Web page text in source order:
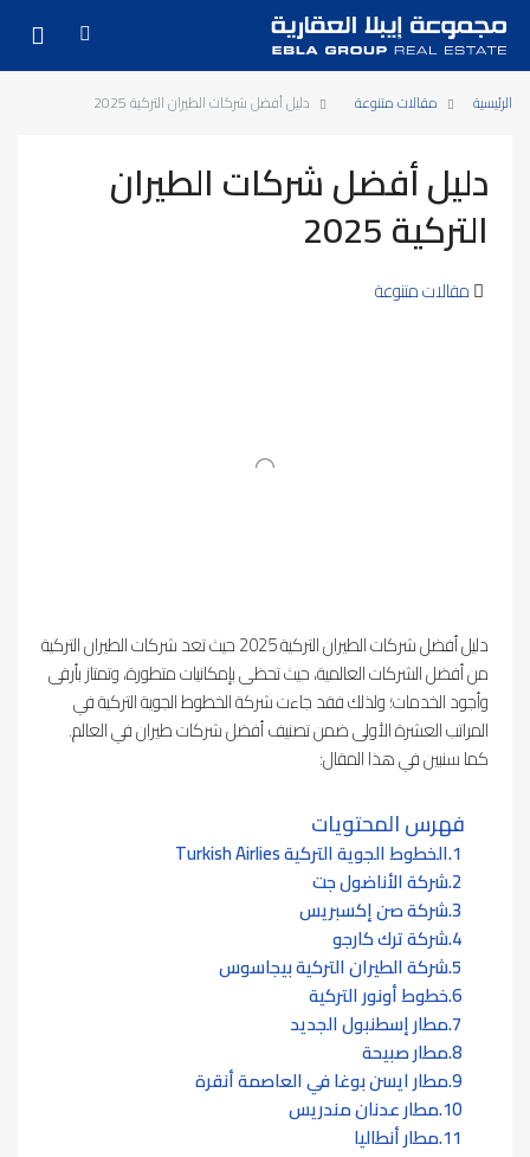
الرئيسية مقالات متنوعة دليل أفضل شركات الطيران التركية 2025
دليل أفضل شركات الطيران
التركية 2025
مقالات متنوعة
دليل أفضل شركات الطيران التركية 2025 حيث تعد شركات الطيران التركية
من أفضل الشركات العالمية، حيث تحظى بإمكانيات متطورة، وتمتاز بأرقى
وأجود الخدمات؛ ولذلك فقد جاءت شركة الخطوط الجوية التركية في
المراتب العشرة الأولى ضمن تصنيف أفضل شركات طيران في العالم.
كما سنبين في هذا المقال:
فهرس المحتويات
الخطوط الجوية التركية Turkish Airlies
شركة الأناضول جت
شركة صن إكسبريس
شركة ترك كارجو
شركة الطيران التركية بيجاسوس
خطوط أونور التركية
مطار إسطنبول الجديد
مطار صبيحة
مطار ايسن بوغا في العاصمة أنقرة
مطار عدنان مندريس
مطار أنطاليا